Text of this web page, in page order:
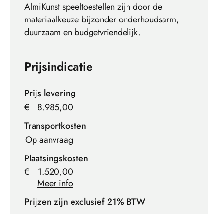
AlmiKunst speeltoestellen zijn door de
materiaalkeuze bijzonder onderhoudsarm,
duurzaam en budgetvriendelijk.
Prijsindicatie
Prijs levering
€
8.985,00
Transportkosten
Op aanvraag
Plaatsingskosten
€
1.520,00
Meer info
Prijzen zijn exclusief 21% BTW